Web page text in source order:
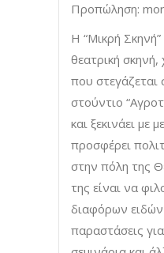
Προπώληση:
Η “Μικρή Σκηνή”
θεατρική
που στεγάζεται
στούντιο
και ξεκινάει με
προσφέρει
στην πόλη της
της είναι να
διαφόρων ειδών
παραστάσεις